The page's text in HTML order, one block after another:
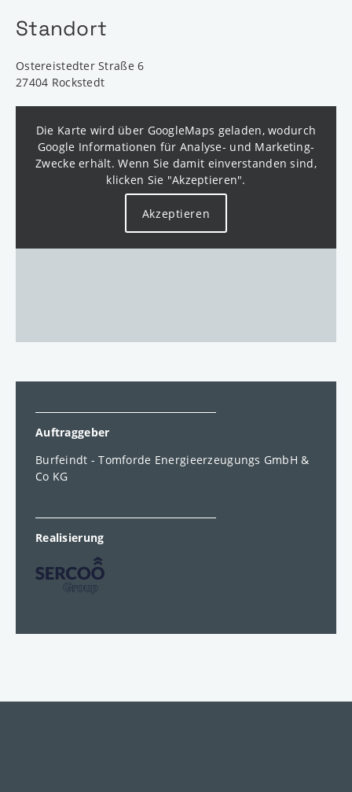
Standort
Ostereistedter Straße 6
27404 Rockstedt
Die Karte wird über GoogleMaps geladen, wodurch
Google Informationen für Analyse- und Marketing-
Zwecke erhält. Wenn Sie damit einverstanden sind,
klicken Sie "Akzeptieren".
Akzeptieren
Auftraggeber
Burfeindt - Tomforde Energieerzeugungs GmbH &
Co KG
Realisierung